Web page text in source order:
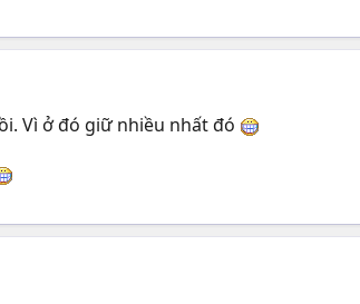
Vì ở đó giữ nhiều nhất đó